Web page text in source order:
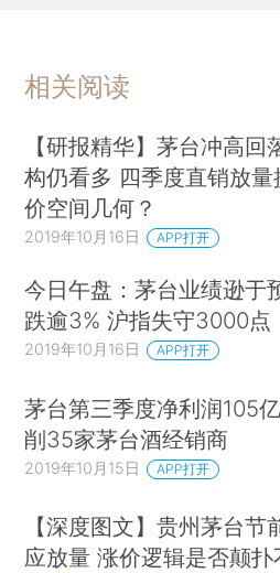
相关阅读
【研报精华】茅台冲高回
构仍看多 四季度直销放量
价空间几何？
2019年10月16日 APP打开
今日午盘：茅台业绩逊于
跌逾3% 沪指失守3000点
2019年10月16日 APP打开
茅台第三季度净利润105
削35家茅台酒经销商
2019年10月15日 APP打开
【深度图文】贵州茅台节
应放量 涨价逻辑是否颠扑